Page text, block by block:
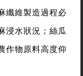
纖維製造過程必
浸水狀況；絲瓜
作物原料高度仰